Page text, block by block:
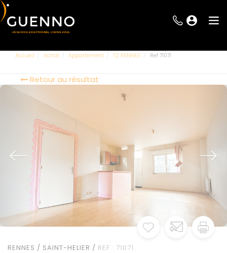
Accueil Achat Appartement T2 RENNES Ref 71071
Retour au résultat
RENNES / SAINT-HELIER / REF : 71071